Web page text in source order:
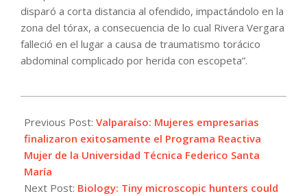
disparó a corta distancia al ofendido, impactándolo en la
zona del tórax, a consecuencia de lo cual Rivera Vergara
falleció en el lugar a causa de traumatismo torácico
abdominal complicado por herida con escopeta”.
10-
28
Previous Post: Valparaíso: Mujeres empresarias
finalizaron exitosamente el Programa Reactiva
Mujer de la Universidad Técnica Federico Santa
María
Next Post: Biology: Tiny microscopic hunters could